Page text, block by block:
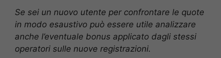
Se sei un nuovo utente per confrontare le quote
in modo esaustivo può essere utile analizzare
anche l’eventuale bonus applicato dagli stessi
operatori sulle nuove registrazioni.